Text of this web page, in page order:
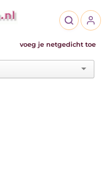
voeg je netgedicht toe